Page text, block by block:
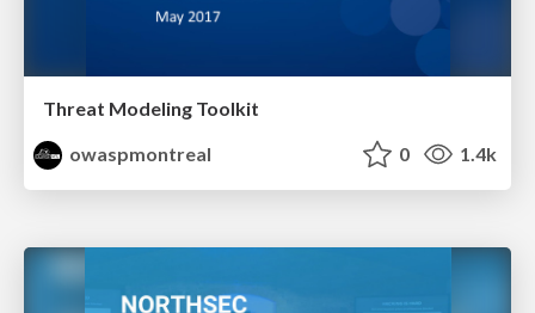
Threat Modeling Toolkit
owaspmontreal
0 1.4k